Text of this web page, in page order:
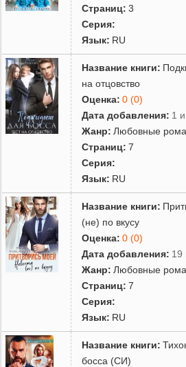
Страниц: 3
Серия:
Язык: RU
Название книги:
на отцовство
Оценка: 0 (0)
Дата добавления: 1
Жанр: Любовные
Страниц: 7
Серия:
Язык: RU
Название книги:
(не) по вкусу
Оценка: 0 (0)
Дата добавления: 19
Жанр: Любовные
Страниц: 7
Серия:
Язык: RU
Название книги:
босса (СИ)